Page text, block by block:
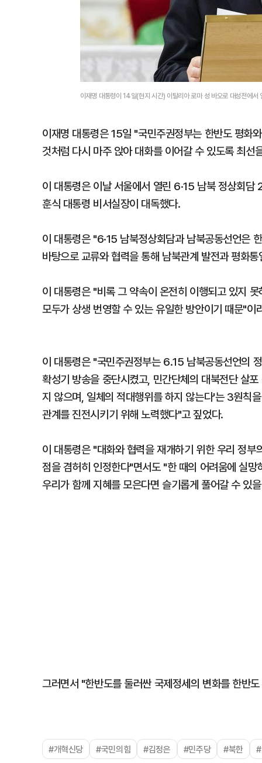
이재명 대통령이 14일(현지 시간) 이탈리아 로마 성 바오로 대성전에
이재명 대통령은 15일 "국민주권정부는 한반도 평화
것처럼 다시 마주 앉아 대화를 이어갈 수 있도록 최선
이 대통령은 이날 서울에서 열린 6·15 남북 정상회
훈식 대통령 비서실장이 대독했다.
이 대통령은 "6·15 남북정상회담과 남북공동선언은
바탕으로 교류와 협력을 통해 남북관계 발전과 평화
이 대통령은 "비록 그 약속이 온전히 이행되고 있지
모두가 상생 번영할 수 있는 유일한 방안이기 때문"이
이 대통령은 "국민주권정부는 6.15 남북공동선언의
확성기 방송을 중단시켰고, 민간단체의 대북전단 살
지 않으며, 일체의 적대행위를 하지 않는다'는 3원칙
관계를 진전시키기 위해 노력했다"고 짚었다.
이 대통령은 "대화와 협력을 재개하기 위한 우리 정
점을 겸허히 인정한다"면서도 "한 때의 어려움에 실
우리가 함께 지혜를 모은다면 슬기롭게 풀어갈 수 있
그러면서 "한반도를 둘러싼 국제정세의 변화를 한반
#개혁신당 #국민의힘 #김정은 #민주당 #북한